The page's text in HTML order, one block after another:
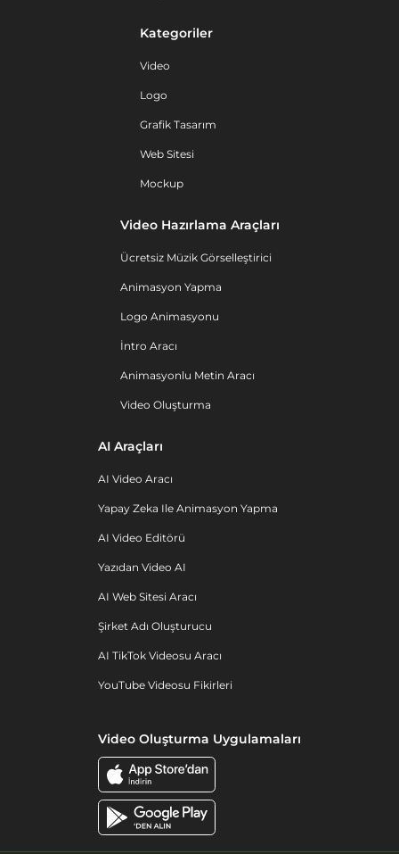
Kategoriler
Video
Logo
Grafik Tasarım
Web Sitesi
Mockup
Video Hazırlama Araçları
Ücretsiz Müzik Görselleştirici
Animasyon Yapma
Logo Animasyonu
İntro Aracı
Animasyonlu Metin Aracı
Video Oluşturma
AI Araçları
AI Video Aracı
Yapay Zeka Ile Animasyon Yapma
AI Video Editörü
Yazıdan Video AI
AI Web Sitesi Aracı
Şirket Adı Oluşturucu
AI TikTok Videosu Aracı
YouTube Videosu Fikirleri
Video Oluşturma Uygulamaları